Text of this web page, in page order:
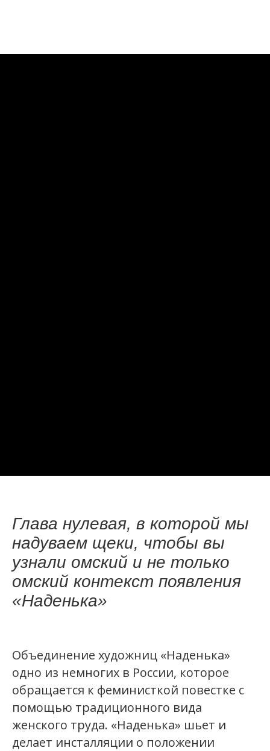
Глава нулевая, в которой мы
надуваем щеки, чтобы вы
узнали омский и не только
омский контекст появления
«Наденька»
Объединение художниц «Наденька»
одно из немногих в России, которое
обращается к феминисткой повестке с
помощью традиционного вида
женского труда. «Наденька» шьет и
делает инсталляции о положении